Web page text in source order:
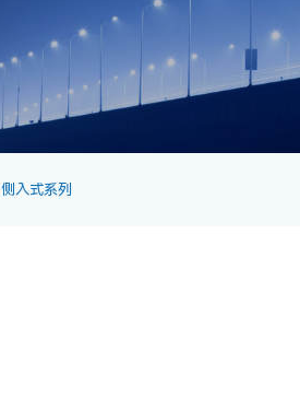
侧入式系列